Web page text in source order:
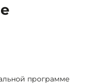
программе